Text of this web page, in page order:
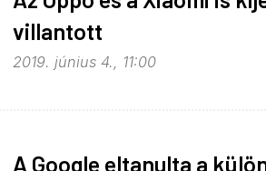
villantott
2019. június 4., 11:00
A Google eltanulta a